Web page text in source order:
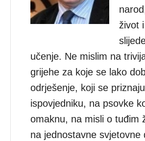
život
učenje. Ne mislim na
grijehe za koje se lako
odrješenje, koji se priznaju
ispovjedniku, na psovke
omaknu, na misli o tuđim
na jednostavne svjetovne